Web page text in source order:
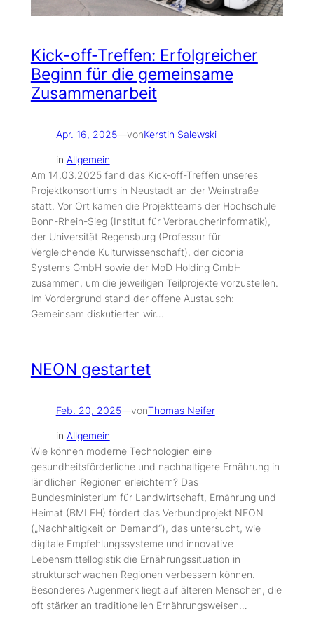
Kick-off-Treffen: Erfolgreicher
Beginn für die gemeinsame
Zusammenarbeit
Apr. 16, 2025—vonKerstin Salewski
in Allgemein
Am 14.03.2025 fand das Kick-off-Treffen unseres
Projektkonsortiums in Neustadt an der Weinstraße
statt. Vor Ort kamen die Projektteams der Hochschule
Bonn-Rhein-Sieg (Institut für Verbraucherinformatik),
der Universität Regensburg (Professur für
Vergleichende Kulturwissenschaft), der ciconia
Systems GmbH sowie der MoD Holding GmbH
zusammen, um die jeweiligen Teilprojekte vorzustellen.
Im Vordergrund stand der offene Austausch:
Gemeinsam diskutierten wir…
NEON gestartet
Feb. 20, 2025—vonThomas Neifer
in Allgemein
Wie können moderne Technologien eine
gesundheitsförderliche und nachhaltigere Ernährung in
ländlichen Regionen erleichtern? Das
Bundesministerium für Landwirtschaft, Ernährung und
Heimat (BMLEH) fördert das Verbundprojekt NEON
(„Nachhaltigkeit on Demand“), das untersucht, wie
digitale Empfehlungssysteme und innovative
Lebensmittellogistik die Ernährungssituation in
strukturschwachen Regionen verbessern können.
Besonderes Augenmerk liegt auf älteren Menschen, die
oft stärker an traditionellen Ernährungsweisen…